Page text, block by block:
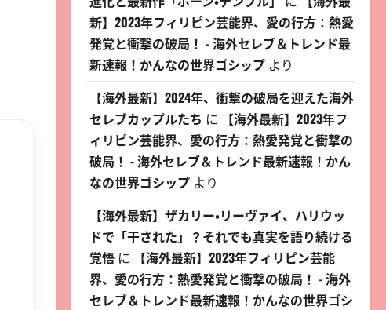
新】2023年フィリピン芸能界、愛の行方：熱愛
発覚と衝撃の破局！ - 海外セレブ＆トレンド最
新速報！かんなの世界ゴシップより
【海外最新】2024年、衝撃の破局を迎えた海外
セレブカップルたち に
【海外最新】2023年フ
ィリピン芸能界、愛の行方：熱愛発覚と衝撃の
破局！ - 海外セレブ＆トレンド最新速報！かん
なの世界ゴシップより
【海外最新】ザカリー・リーヴァイ、ハリウッ
ドで「干された」？それでも真実を語り続ける
覚悟に
【海外最新】2023年フィリピン芸能
界、愛の行方：熱愛発覚と衝撃の破局！ - 海外
セレブ＆トレンド最新速報！かんなの世界ゴシ